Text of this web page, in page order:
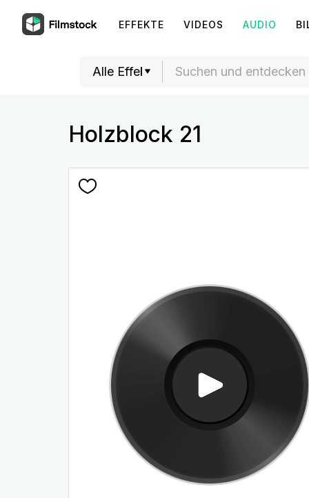
EFFEKTE VIDEOS AUDIO
Holzblock 21